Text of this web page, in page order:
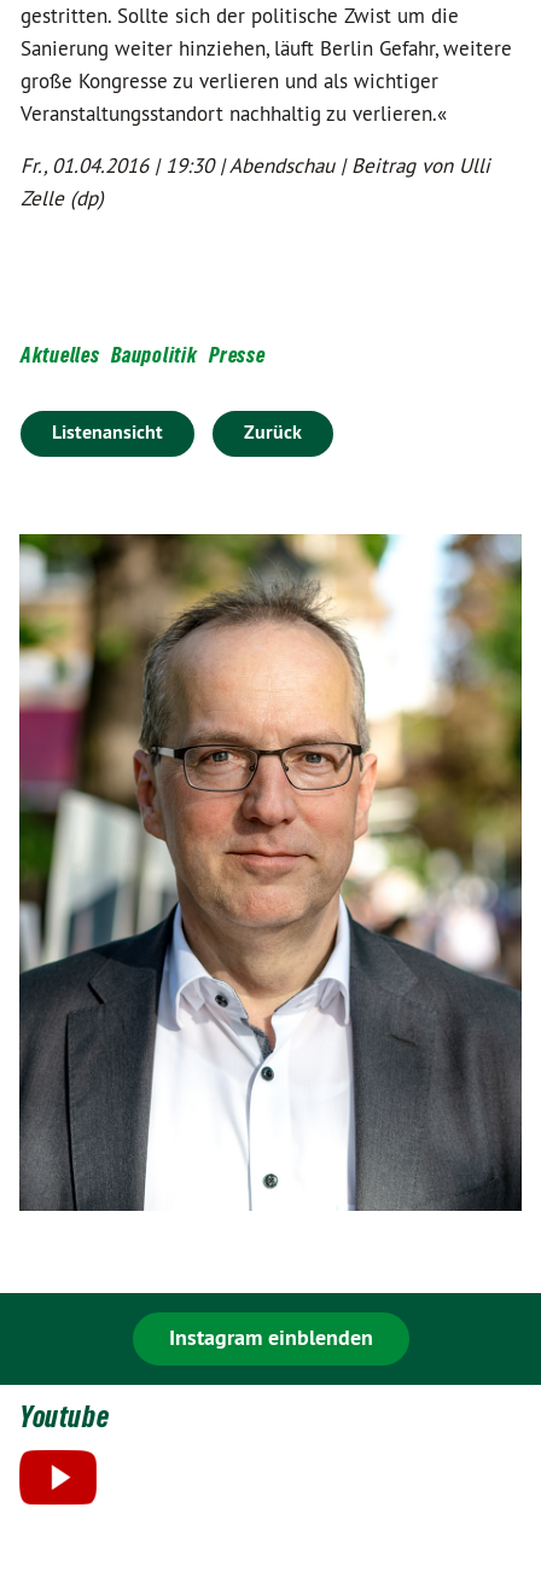
gestritten. Sollte sich der politische Zwist um die
Sanierung weiter hinziehen, läuft Berlin Gefahr, weitere
große Kongresse zu verlieren und als wichtiger
Veranstaltungsstandort nachhaltig zu verlieren.«
Fr., 01.04.2016 | 19:30 | Abendschau | Beitrag von Ulli
Zelle (dp)
Aktuelles Baupolitik Presse
Listenansicht Zurück
Instagram einblenden
Youtube